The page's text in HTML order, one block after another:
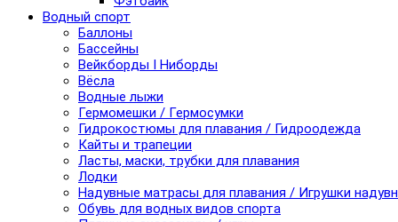
Водный спорт
Баллоны
Бассейны
Вейкборды I Ниборды
Вёсла
Водные лыжи
Гермомешки / Гермосумки
Гидрокостюмы для плавания / Гидроодежда
Кайты и трапеции
Ласты, маски, трубки для плавания
Лодки
Надувные матрасы для плавания / Игрушки
Обувь для водных видов спорта